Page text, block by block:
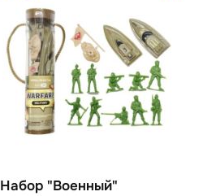
Набор "Военный"